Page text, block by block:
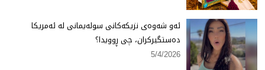
ئەو شەوەی نزیكەكانی سولەیمانی لە ئەمریكا
دەستگیركران، چی ڕوویدا؟
5/4/2026